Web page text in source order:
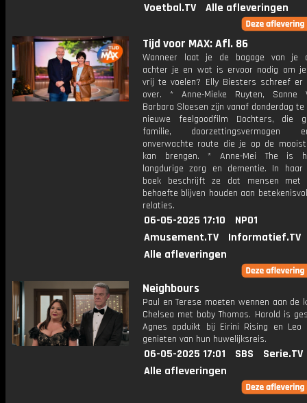
Voetbal.TV Alle afleveringen
Tijd voor MAX: Afl. 86
Wanneer laat je de bagage van je
achter je en wat is ervoor nodig om
vrij te voelen? Elly Biesters schreef er
over. * Anne-Mieke Ruyten, Sanne
Barbara Sloesen zijn vanaf donderdag te
nieuwe feelgoodfilm Dochters, die
familie,
onverwachte route die je op de
kan brengen. * Anne-Mei The is
langdurige zorg en dementie. In haar
boek beschrijft ze dat mensen met
behoefte blijven houden aan
relaties.
06-05-2025 17:10
NPO1
Amusement.TV
Informatief.TV
Alle afleveringen
Neighbours
Paul en Terese moeten wennen aan de
Chelsea met baby Thomas. Harold is
Agnes opduikt bij Eirini Rising en Leo
genieten van hun huwelijksreis.
06-05-2025 17:01 SBS
Serie.TV
Alle afleveringen